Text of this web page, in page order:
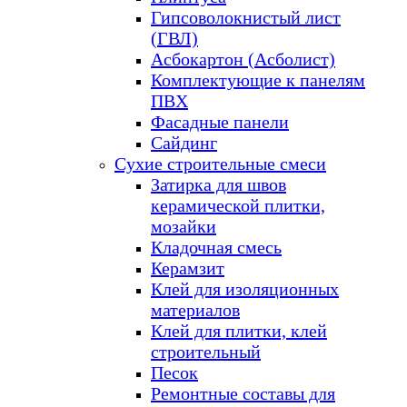
Гипсоволокнистый лист
(ГВЛ)
Асбокартон (Асболист)
Комплектующие к панелям
ПВХ
Фасадные панели
Сайдинг
Сухие строительные смеси
Затирка для швов
керамической плитки,
мозайки
Кладочная смесь
Керамзит
Клей для изоляционных
материалов
Клей для плитки, клей
строительный
Песок
Ремонтные составы для